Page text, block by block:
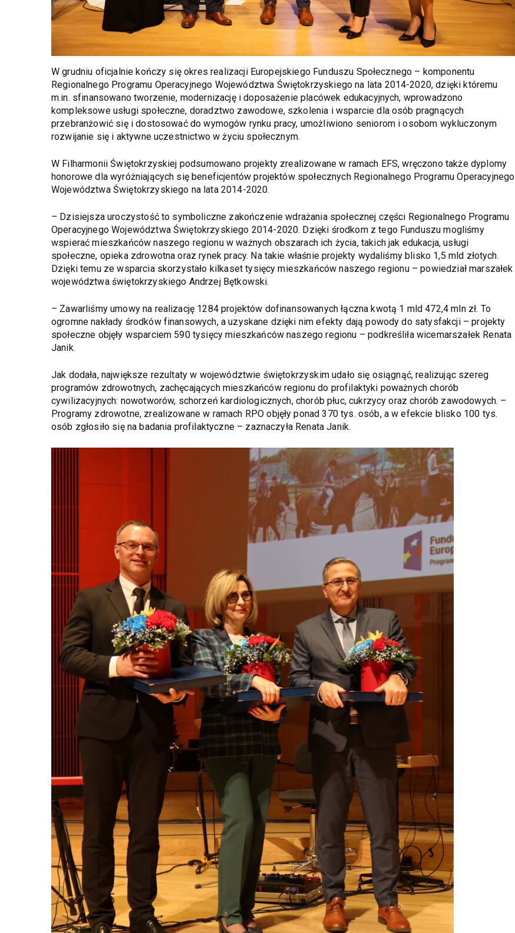
W grudniu oficjalnie kończy się okres realizacji Europejskiego Funduszu Społecznego – komponentu
Regionalnego Programu Operacyjnego Województwa Świętokrzyskiego na lata 2014-2020, dzięki któremu
m.in. sfinansowano tworzenie, modernizację i doposażenie placówek edukacyjnych, wprowadzono
kompleksowe usługi społeczne, doradztwo zawodowe, szkolenia i wsparcie dla osób pragnących
przebranżowić się i dostosować do wymogów rynku pracy, umożliwiono seniorom i osobom wykluczonym
rozwijanie się i aktywne uczestnictwo w życiu społecznym.
W Filharmonii Świętokrzyskiej podsumowano projekty zrealizowane w ramach EFS, wręczono także dyplomy
honorowe dla wyróżniających się beneficjentów projektów społecznych Regionalnego Programu Operacyjnego
Województwa Świętokrzyskiego na lata 2014-2020.
– Dzisiejsza uroczystość to symboliczne zakończenie wdrażania społecznej części Regionalnego Programu
Operacyjnego Województwa Świętokrzyskiego 2014-2020. Dzięki środkom z tego Funduszu mogliśmy
wspierać mieszkańców naszego regionu w ważnych obszarach ich życia, takich jak edukacja, usługi
społeczne, opieka zdrowotna oraz rynek pracy. Na takie właśnie projekty wydaliśmy blisko 1,5 mld złotych.
Dzięki temu ze wsparcia skorzystało kilkaset tysięcy mieszkańców naszego regionu – powiedział marszałek
województwa świętokrzyskiego Andrzej Bętkowski.
– Zawarliśmy umowy na realizację 1284 projektów dofinansowanych łączna kwotą 1 mld 472,4 mln zł. To
ogromne nakłady środków finansowych, a uzyskane dzięki nim efekty dają powody do satysfakcji – projekty
społeczne objęły wsparciem 590 tysięcy mieszkańców naszego regionu – podkreśliła wicemarszałek Renata
Janik.
Jak dodała, największe rezultaty w województwie świętokrzyskim udało się osiągnąć, realizując szereg
programów zdrowotnych, zachęcających mieszkańców regionu do profilaktyki poważnych chorób
cywilizacyjnych: nowotworów, schorzeń kardiologicznych, chorób płuc, cukrzycy oraz chorób zawodowych. –
Programy zdrowotne, zrealizowane w ramach RPO objęły ponad 370 tys. osób, a w efekcie blisko 100 tys.
osób zgłosiło się na badania profilaktyczne – zaznaczyła Renata Janik.